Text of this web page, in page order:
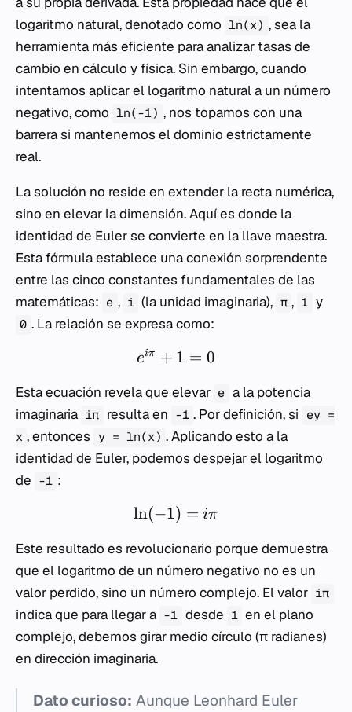
logaritmo natural, denotado como ln(x) , sea la
herramienta más eficiente para analizar tasas de
cambio en cálculo y física. Sin embargo, cuando
intentamos aplicar el logaritmo natural a un número
negativo, como ln(-1) , nos topamos con una
barrera si mantenemos el dominio estrictamente
real.
La solución no reside en extender la recta numérica,
sino en elevar la dimensión. Aquí es donde la
identidad de Euler se convierte en la llave maestra.
Esta fórmula establece una conexión sorprendente
entre las cinco constantes fundamentales de las
matemáticas: e , i (la unidad imaginaria), π , 1 y
0 . La relación se expresa como:
eiπ + 1 = 0
Esta ecuación revela que elevar e a la potencia
imaginaria iπ resulta en -1 . Por definición, si ey =
x , entonces y = ln(x) . Aplicando esto a la
identidad de Euler, podemos despejar el logaritmo
de -1 :
ln(−1) = iπ
Este resultado es revolucionario porque demuestra
que el logaritmo de un número negativo no es un
valor perdido, sino un número complejo. El valor iπ
indica que para llegar a -1 desde 1 en el plano
complejo, debemos girar medio círculo (π radianes)
en dirección imaginaria.
Dato curioso: Aunque Leonhard Euler